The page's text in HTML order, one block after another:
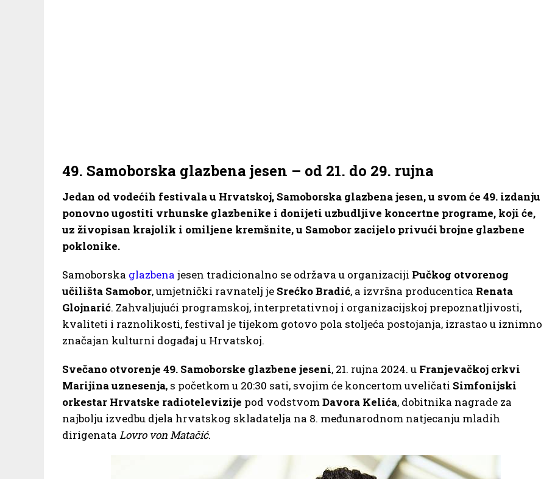
49. Samoborska glazbena jesen – od 21. do 29. rujna
Jedan od vodećih festivala u Hrvatskoj, Samoborska glazbena jesen, u svom će 49. izdanju
ponovno ugostiti vrhunske glazbenike i donijeti uzbudljive koncertne programe, koji će,
uz živopisan krajolik i omiljene kremšnite, u Samobor zacijelo privući brojne glazbene
poklonike.
Samoborska glazbena jesen tradicionalno se održava u organizaciji Pučkog otvorenog
učilišta Samobor, umjetnički ravnatelj je Srećko Bradić, a izvršna producentica Renata
Glojnarić. Zahvaljujući programskoj, interpretativnoj i organizacijskoj prepoznatljivosti,
kvaliteti i raznolikosti, festival je tijekom gotovo pola stoljeća postojanja, izrastao u iznimno
značajan kulturni događaj u Hrvatskoj.
Svečano otvorenje 49. Samoborske glazbene jeseni, 21. rujna 2024. u Franjevačkoj crkvi
Marijina uznesenja, s početkom u 20:30 sati, svojim će koncertom uveličati Simfonijski
orkestar Hrvatske radiotelevizije pod vodstvom Davora Kelića, dobitnika nagrade za
najbolju izvedbu djela hrvatskog skladatelja na 8. međunarodnom natjecanju mladih
dirigenata Lovro von Matačić.